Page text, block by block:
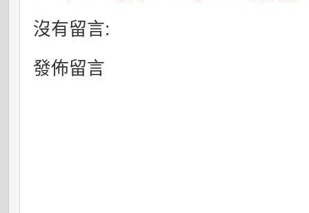
沒有留言:
發佈留言